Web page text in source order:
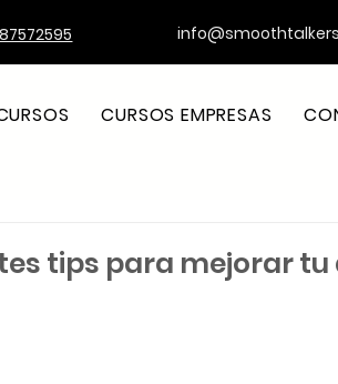
CURSOS EMPRESAS
tips para mejorar tu
estrellas.